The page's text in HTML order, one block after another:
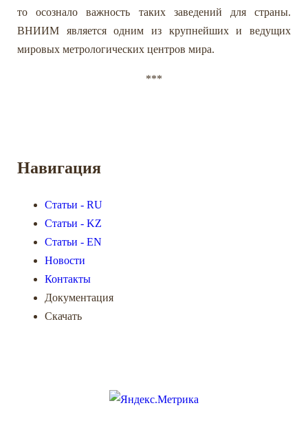
то осознало важность таких заведений для страны.
ВНИИМ является одним из крупнейших и ведущих
мировых метрологических центров мира.
***
Навигация
Статьи - RU
Статьи - KZ
Статьи - EN
Новости
Контакты
Документация
Скачать